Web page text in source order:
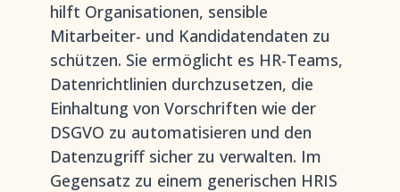
hilft Organisationen, sensible
Mitarbeiter- und Kandidatendaten zu
schützen. Sie ermöglicht es HR-Teams,
Datenrichtlinien durchzusetzen, die
Einhaltung von Vorschriften wie der
DSGVO zu automatisieren und den
Datenzugriff sicher zu verwalten. Im
Gegensatz zu einem generischen HRIS